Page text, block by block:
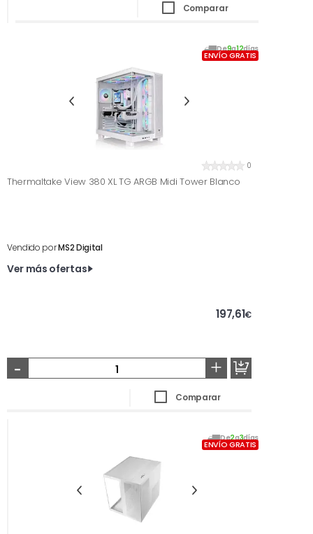
Comparar
De9a12días
ENVÍO GRATIS
0
Thermaltake View 380 XL TG ARGB Midi Tower Blanco
Vendido porMS2 Digital
Ver más ofertas
197,61€
- +
Comparar
De2a3días
ENVÍO GRATIS